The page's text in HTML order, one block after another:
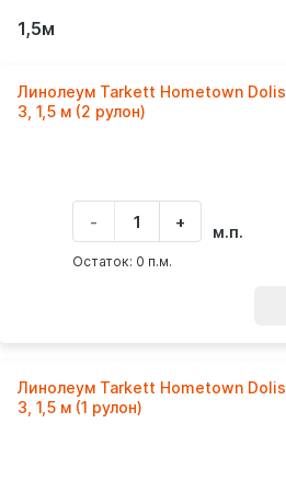
1,5м
Линолеум Tarkett Hometown Dolis
3, 1,5 м (2 рулон)
-
Укажите
количество
товара
+ м.п.
Остаток: 0 п.м.
Линолеум Tarkett Hometown Dolis
3, 1,5 м (1 рулон)